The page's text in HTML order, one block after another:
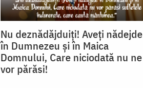
Nu deznădăjduiţi! Aveţi nădejde
în Dumnezeu şi în Maica
Domnului, Care niciodată nu ne
vor părăsi!